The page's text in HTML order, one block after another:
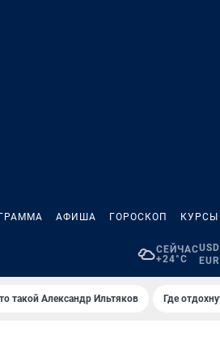
АФИША ГОРОСКОП
СЕЙЧАС
+24°C
такой Александр Ильтяков Где